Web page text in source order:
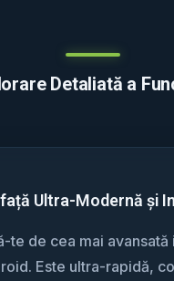
Detaliată a
Ultra-Modernă și
te de cea mai avansată
Este ultra-rapidă,